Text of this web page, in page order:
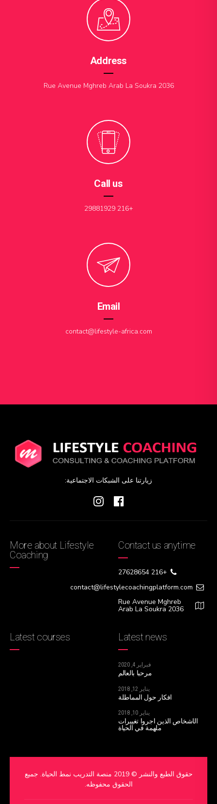
Address
Rue Avenue Mghreb Arab La Soukra 2036
Call us
+216 29881929
Email
contact@lifestyle-africa.com
زيارتنا على الشبكات الاجتماعية:
Contact us anytime
+216 27628654
contact@lifestylecoachingplatform.com
Rue Avenue Mghreb
Arab La Soukra 2036
More about Lifestyle
Coaching
Latest news
فبراير 4, 2020
مرحبا بالعالم
يناير 12, 2018
أفكار حول المماطلة
يناير 10, 2018
الأشخاص الذين أجروا تغييرات
ملهمة في الحياة
Latest courses
حقوق الطبع والنشر © 2019 منصة التدريب نمط الحياة. جميع
الحقوق محفوظه.